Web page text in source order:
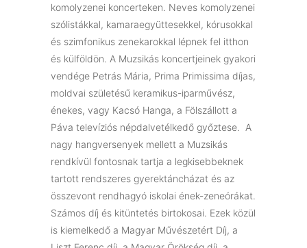
komolyzenei koncerteken. Neves komolyzenei
szólistákkal, kamaraegyüttesekkel, kórusokkal
és szimfonikus zenekarokkal lépnek fel itthon
és külföldön. A Muzsikás koncertjeinek gyakori
vendége Petrás Mária, Prima Primissima díjas,
moldvai születésű keramikus-iparművész,
énekes, vagy Kacsó Hanga, a Fölszállott a
Páva televíziós népdalvetélkedő győztese. A
nagy hangversenyek mellett a Muzsikás
rendkívül fontosnak tartja a legkisebbeknek
tartott rendszeres gyerektáncházat és az
összevont rendhagyó iskolai ének-zeneórákat.
Számos díj és kitüntetés birtokosai. Ezek közül
is kiemelkedő a Magyar Művészetért Díj, a